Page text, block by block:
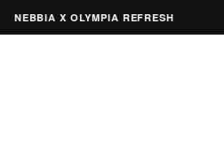
NEBBIA X OLYMPIA REFRESH